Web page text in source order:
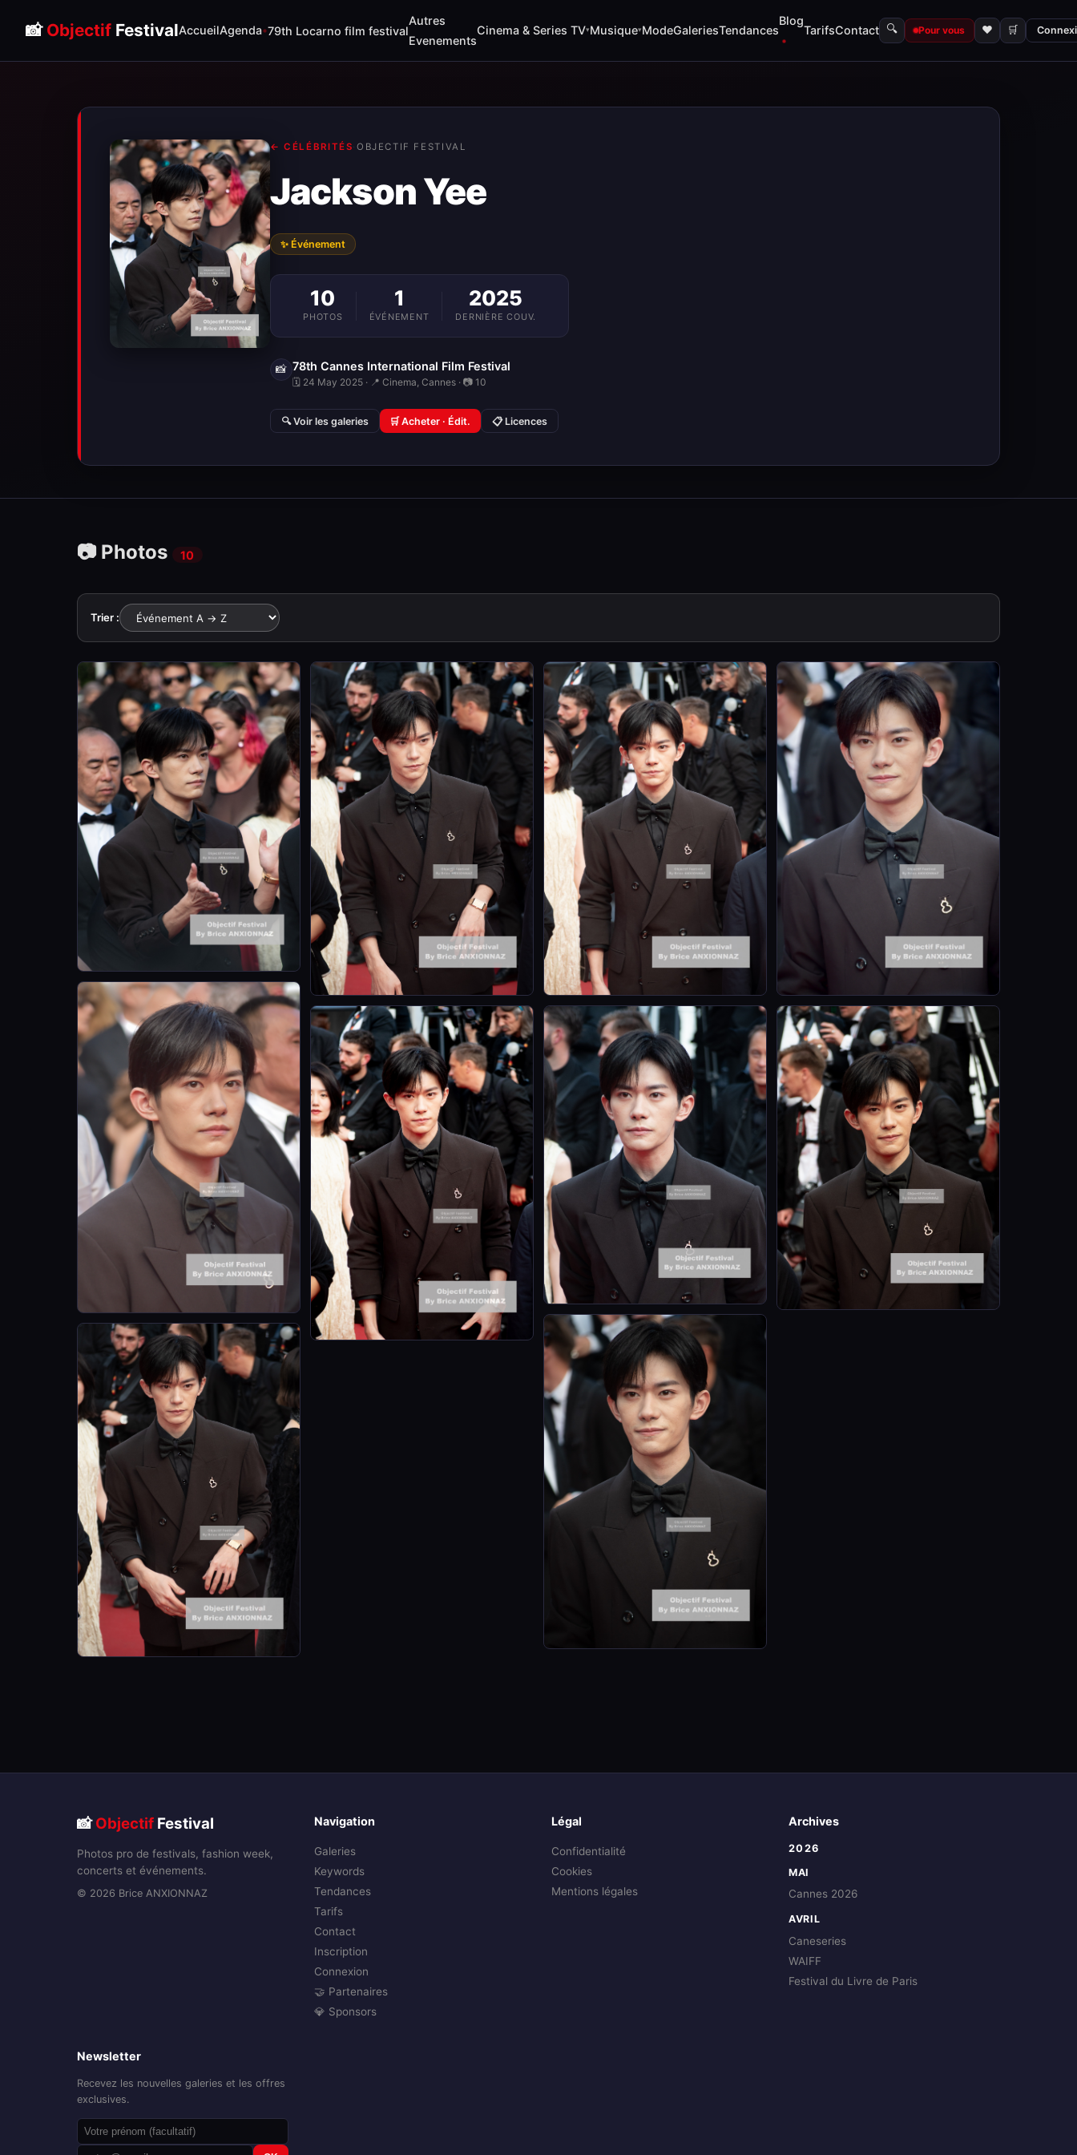
📸 Objectif FestivalAccueilAgenda 79th Locarno film festival
Autres
Evenements
Cinema & Series TV▾Musique▾ModeGaleriesTendances
Blog
TarifsContact 🔍 Pour vous ♥ 🛒
← CÉLÉBRITÉS· OBJECTIF FESTIVAL
Jackson Yee
✨ Événement
10
PHOTOS
1
ÉVÉNEMENT
2025
DERNIÈRE COUV.
📸 78th Cannes International Film Festival
🗓 24 May 2025 · 📍 Cinema, Cannes · 📷 10
🔍 Voir les galeries 🛒 Acheter · Édit. 📋 Licences
📷 Photos 10
Trier :
📸Objectif Festival
Photos pro de festivals, fashion week,
concerts et événements.
© 2026 Brice ANXIONNAZ
Navigation
Galeries
Keywords
Tendances
Tarifs
Contact
Inscription
Connexion
🤝 Partenaires
💎 Sponsors
Légal
Confidentialité
Cookies
Mentions légales
Archives
2026
MAI
Cannes 2026
AVRIL
Caneseries
WAIFF
Festival du Livre de Paris
Newsletter
Recevez les nouvelles galeries et les offres
exclusives.